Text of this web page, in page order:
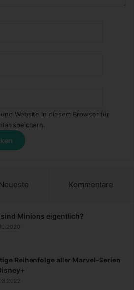
Website in diesem Browser für
speichern.
Neueste Kommentare
sind Minions eigentlich?
Reihenfolge aller Marvel-Serien